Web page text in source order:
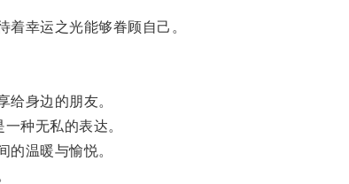
幸运之光能够眷顾自己。
身边的朋友。
种无私的表达。
温暖与愉悦。